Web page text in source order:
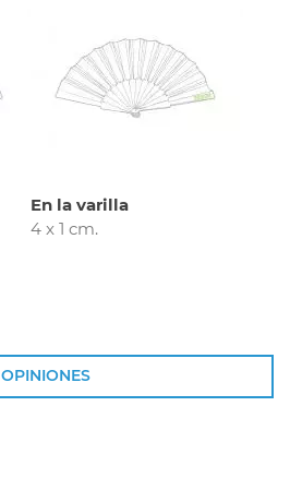
En la varilla
4 x 1 cm.
OPINIONES